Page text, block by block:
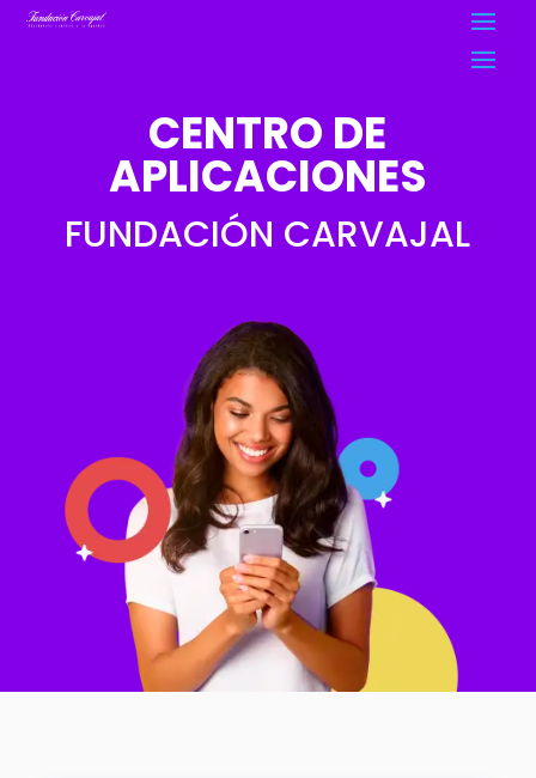
CENTRO DE
APLICACIONES
FUNDACIÓN CARVAJAL